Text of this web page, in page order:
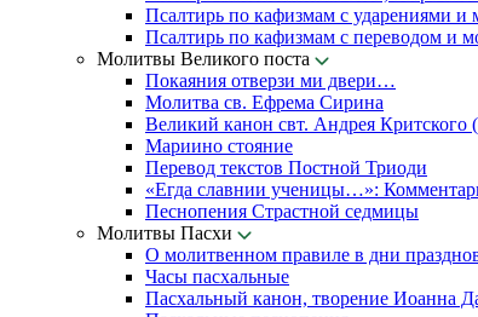
Псалтирь по кафизмам с ударениями и
Псалтирь по кафизмам с переводом и
Молитвы Великого поста
Покаяния отверзи ми двери…
Молитва св. Ефрема Сирина
Великий канон свт. Андрея Критского
Мариино стояние
Перевод текстов Постной Триоди
«Егда славнии ученицы…»:
Песнопения Страстной седмицы
Молитвы Пасхи
О молитвенном правиле в дни
Часы пасхальные
Пасхальный канон, творение Иоанна